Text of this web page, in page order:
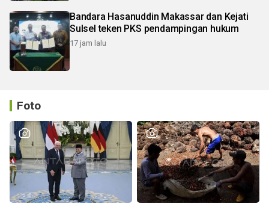
Bandara Hasanuddin Makassar dan Kejati
Sulsel teken PKS pendampingan hukum
17 jam lalu
Foto